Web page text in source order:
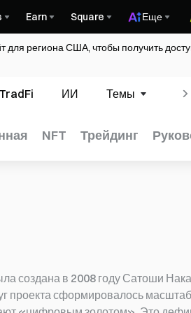
Earn Square Еще
региона США, чтобы получить
TradFi ИИ Темы
NFT Трейдинг
в 2008 году Сатоши
проекта сформировалось